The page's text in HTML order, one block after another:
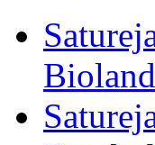
Bioland